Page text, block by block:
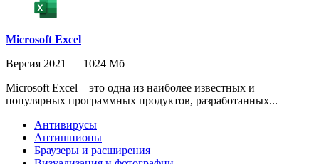
Microsoft Excel
Версия 2021 — 1024 Мб
Microsoft Excel – это одна из наиболее известных и
популярных программных продуктов, разработанных...
Антивирусы
Антишпионы
Браузеры и расширения